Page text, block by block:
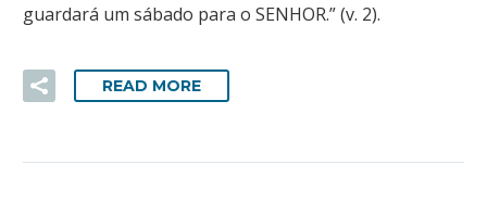
guardará um sábado para o SENHOR.” (v. 2).
READ MORE